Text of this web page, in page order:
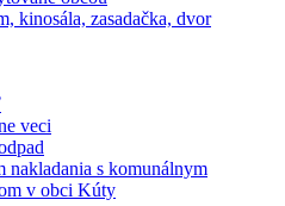
kinosála, zasadačka, dvor
veci
nakladania s komunálnym
v obci Kúty